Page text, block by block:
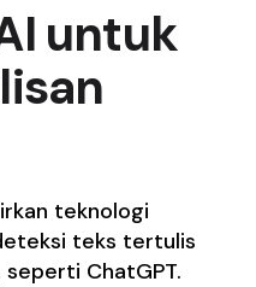
untuk
teknologi
teks tertulis
ChatGPT.